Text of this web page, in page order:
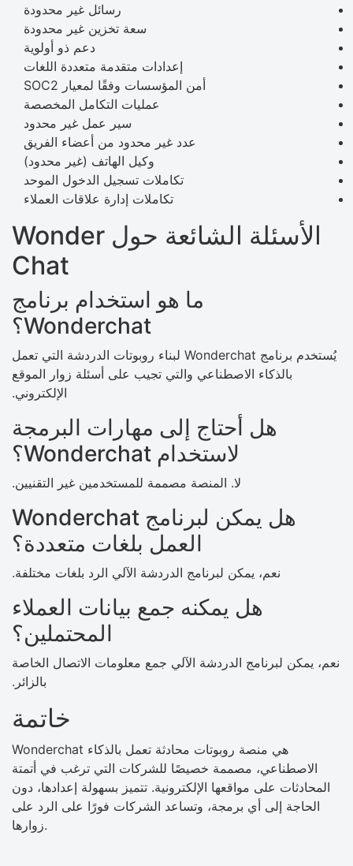
رسائل غير محدودة
سعة تخزين غير محدودة
دعم ذو أولوية
إعدادات متقدمة متعددة اللغات
أمن المؤسسات وفقًا لمعيار SOC2
عمليات التكامل المخصصة
سير عمل غير محدود
عدد غير محدود من أعضاء الفريق
وكيل الهاتف (غير محدود)
تكاملات تسجيل الدخول الموحد
تكاملات إدارة علاقات العملاء
الأسئلة الشائعة حول Wonder
Chat
ما هو استخدام برنامج
Wonderchat؟
يُستخدم برنامج Wonderchat لبناء روبوتات الدردشة التي تعمل
بالذكاء الاصطناعي والتي تجيب على أسئلة زوار الموقع
الإلكتروني.
هل أحتاج إلى مهارات البرمجة
لاستخدام Wonderchat؟
لا. المنصة مصممة للمستخدمين غير التقنيين.
هل يمكن لبرنامج Wonderchat
العمل بلغات متعددة؟
نعم، يمكن لبرنامج الدردشة الآلي الرد بلغات مختلفة.
هل يمكنه جمع بيانات العملاء
المحتملين؟
نعم، يمكن لبرنامج الدردشة الآلي جمع معلومات الاتصال الخاصة
بالزائر.
خاتمة
Wonderchat هي منصة روبوتات محادثة تعمل بالذكاء
الاصطناعي، مصممة خصيصًا للشركات التي ترغب في أتمتة
المحادثات على مواقعها الإلكترونية. تتميز بسهولة إعدادها، دون
الحاجة إلى أي برمجة، وتساعد الشركات فورًا على الرد على
زوارها.